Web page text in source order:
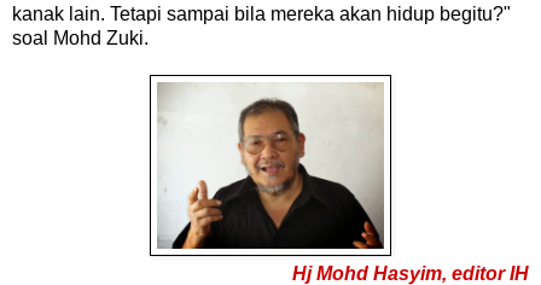
kanak lain. Tetapi sampai bila mereka akan hidup begitu?"
soal Mohd Zuki.
Hj Mohd Hasyim, editor IH